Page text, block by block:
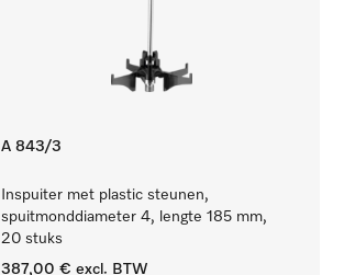
A 843/3
Inspuiter met plastic steunen,
spuitmonddiameter 4, lengte 185 mm,
20 stuks
387,00 € excl. BTW